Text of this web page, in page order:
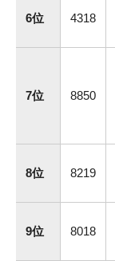
6位 4318
7位 8850
8位 8219
9位 8018